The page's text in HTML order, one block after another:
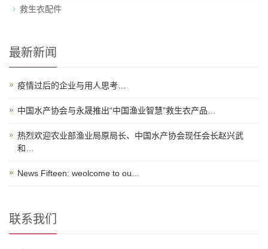
救生衣配件
最新新闻
疫情过后的企业与用人思考…
中国水产协会与永晟推出“中国渔业智慧”救生衣产品…
热烈欢迎农业部渔业局原局长、中国水产协会现任会长赵兴武
和…
News Fifteen: weolcome to ou…
联系我们